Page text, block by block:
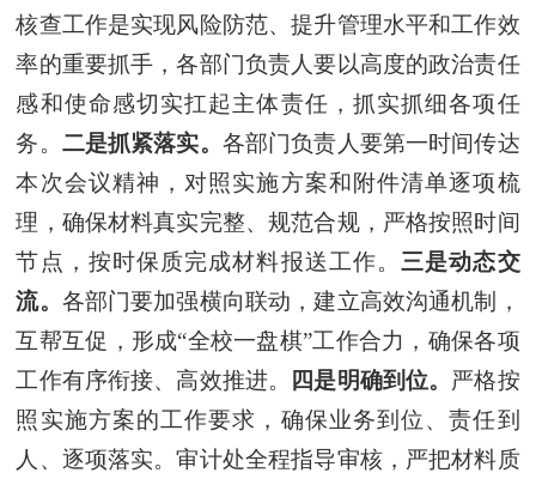
核查工作是实现风险防范、提升管理水平和工作效
率的重要抓手，各部门负责人要以高度的政治责任
感和使命感切实扛起主体责任，抓实抓细各项任
务。 二是抓紧落实。 各部门负责人要第一时间传达
本次会议精神，对照实施方案和附件清单逐项梳
理，确保材料真实完整、规范合规，严格按照时间
节点，按时保质完成材料报送工作。三是动态交
流。 各部门要加强横向联动，建立高效沟通机制，
互帮互促，形成“全校一盘棋”工作合力，确保各项
工作有序衔接、高效推进。
四是明确到位。 严格按
照实施方案的工作要求，确保业务到位、责任到
人、逐项落实。审计处全程指导审核，严把材料质